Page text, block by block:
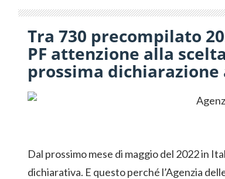
Tra 730 precompilato
PF attenzione alla
prossima dichiarazione
Dal prossimo mese di maggio del 2022 in
dichiarativa. E questo perché l’Agenzia